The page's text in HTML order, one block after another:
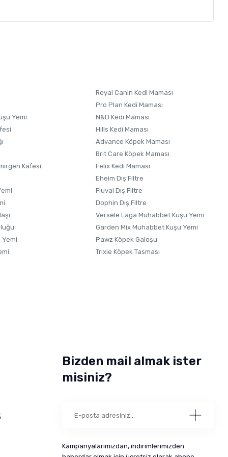
Yemi
Kafesi
Royal Canin Kedi Maması
Pro Plan Kedi Maması
N&D Kedi Maması
Hills Kedi Maması
Advance Köpek Maması
Brit Care Köpek Maması
Felix Kedi Maması
Eheim Dış Filtre
Fluval Dış Filtre
Dophin Dış Filtre
Versele Laga Muhabbet Kuşu Yemi
Garden Mix Muhabbet Kuşu Yemi
Pawz Köpek Galoşu
Trixie Köpek Tasması
Bizden mail almak ister
misiniz?
Kampanyalarımızdan, indirimlerimizden